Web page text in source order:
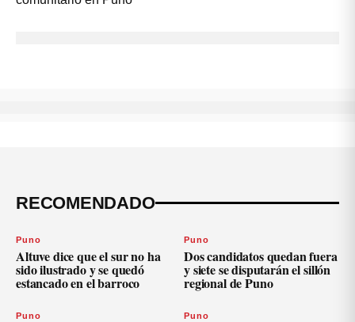
RECOMENDADO
Puno
Altuve dice que el sur no ha
sido ilustrado y se quedó
estancado en el barroco
Puno
Dos candidatos quedan fuera
y siete se disputarán el sillón
regional de Puno
Puno Puno